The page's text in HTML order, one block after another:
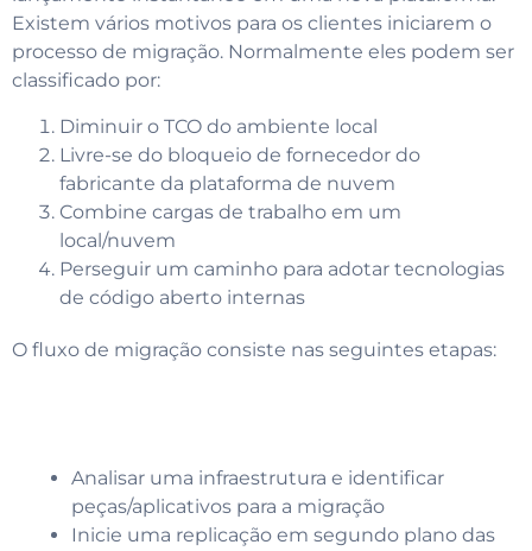
Existem vários motivos para os clientes iniciarem o
processo de migração. Normalmente eles podem ser
classificado por:
Diminuir o TCO do ambiente local
Livre-se do bloqueio de fornecedor do
fabricante da plataforma de nuvem
Combine cargas de trabalho em um
local/nuvem
Perseguir um caminho para adotar tecnologias
de código aberto internas
O fluxo de migração consiste nas seguintes etapas:
Analisar uma infraestrutura e identificar
peças/aplicativos para a migração
Inicie uma replicação em segundo plano das